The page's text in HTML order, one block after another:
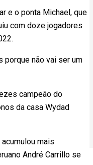
e o ponta Michael, que
com doze jogadores
porque não vai ser um
campeão do
da casa Wydad
mais
André Carrillo se